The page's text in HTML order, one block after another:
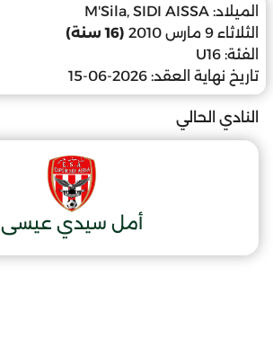
الميلاد: M'Sila, SIDI AISSA
الثلاثاء 9 مارس 2010
(16 سنة)
الفئة: U16
تاريخ نهاية العقد: 2026-06-15
النادي الحالي
أمل سيدي عيسى